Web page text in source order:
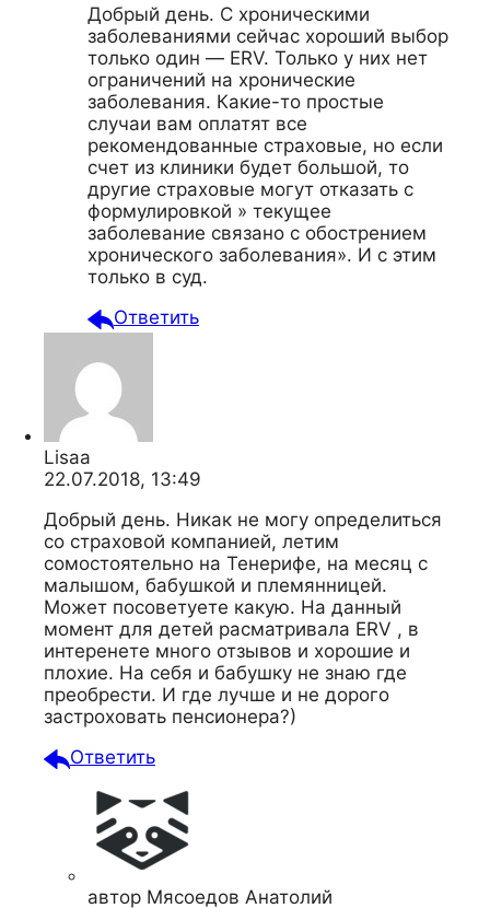
Добрый день. С хроническими
заболеваниями сейчас хороший выбор
только один — ERV. Только у них нет
ограничений на хронические
заболевания. Какие-то простые
случаи вам оплатят все
рекомендованные страховые, но если
счет из клиники будет большой, то
другие страховые могут отказать с
формулировкой » текущее
заболевание связано с обострением
хронического заболевания». И с этим
только в суд.
Ответить
Lisaa
22.07.2018, 13:49
Добрый день. Никак не могу определиться
со страховой компанией, летим
сомостоятельно на Тенерифе, на месяц с
малышом, бабушкой и племянницей.
Может посоветуете какую. На данный
момент для детей расматривала ERV , в
интеренете много отзывов и хорошие и
плохие. На себя и бабушку не знаю где
преобрести. И где лучше и не дорого
застроховать пенсионера?)
Ответить
автор Мясоедов Анатолий